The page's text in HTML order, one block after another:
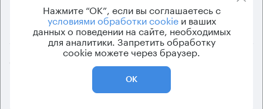
Каталог бизнес-центров О компании
Вакансии
Контакты
© 2026 Fortex.Group. ООО «АРЕНДА ОФИСА», ОГРН 1177746948686,
Политика конфиденциальности
Нажмите “ОК”, если вы соглашаетесь с
условиями обработки cookieи ваших
данных о поведении на сайте, необходимых
для аналитики. Запретить обработку
cookie можете через браузер.
ОК